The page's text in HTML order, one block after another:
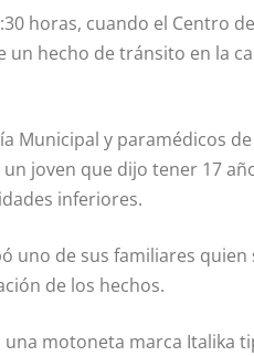
horas, cuando el Centro
hecho de tránsito en la
Municipal y paramédicos
joven que dijo tener 17
inferiores.
uno de sus familiares
de los hechos.
motoneta marca Italika